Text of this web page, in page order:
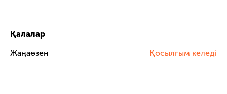
Қалалар
Жаңаөзен
Қосылғым келеді